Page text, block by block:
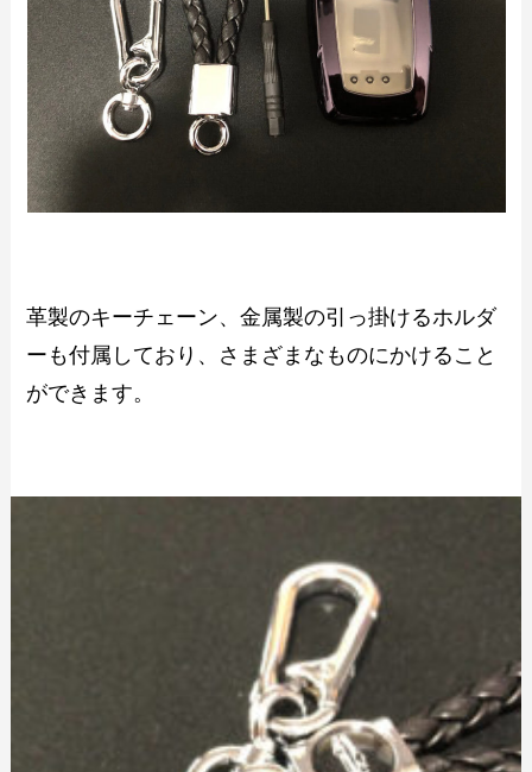
革製のキーチェーン、金属製の引っ掛けるホルダ
ーも付属しており、さまざまなものにかけること
ができます。